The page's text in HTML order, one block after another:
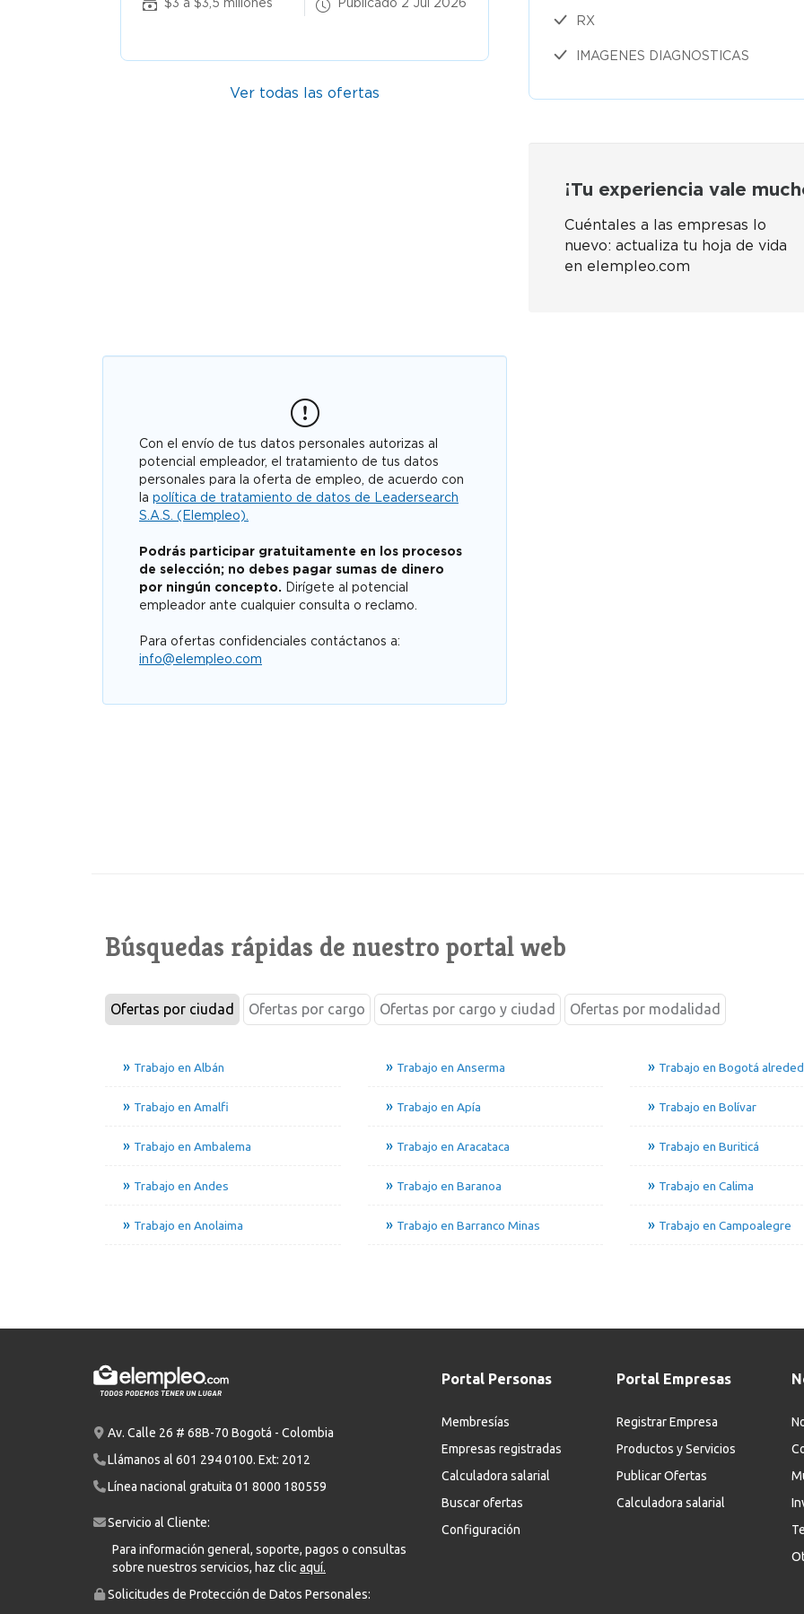
$3 a $3,5 millones Publicado 2 Jul 2026
Ver todas las ofertas
Con el envío de tus datos personales autorizas al
potencial empleador, el tratamiento de tus datos
personales para la oferta de empleo, de acuerdo con
la política de tratamiento de datos de Leadersearch
S.A.S. (Elempleo).
Podrás participar gratuitamente en los procesos
de selección; no debes pagar sumas de dinero
por ningún concepto. Dirígete al potencial
empleador ante cualquier consulta o reclamo.
Para ofertas confidenciales contáctanos a:
info@elempleo.com
RX
IMAGENES DIAGNOSTICAS
¡Tu experiencia vale
Cuéntales a las empresas lo
nuevo: actualiza tu hoja de vida
en elempleo.com
Búsquedas rápidas de nuestro portal web
Ofertas por ciudad Ofertas por cargo Ofertas por cargo y ciudad Ofertas por modalidad
Trabajo en Albán
Trabajo en Amalfi
Trabajo en Ambalema
Trabajo en Andes
Trabajo en Anolaima
Trabajo en Anserma
Trabajo en Apía
Trabajo en Aracataca
Trabajo en Baranoa
Trabajo en Barranco Minas
Trabajo en Bogotá
Trabajo en Bolívar
Trabajo en Buriticá
Trabajo en Calima
Trabajo en Campoalegre
Av. Calle 26 # 68B-70 Bogotá - Colombia
Llámanos al 601 294 0100. Ext: 2012
Línea nacional gratuita 01 8000 180559
Servicio al Cliente:
Para información general, soporte, pagos o consultas
sobre nuestros servicios, haz clic aquí.
Solicitudes de Protección de Datos Personales:
Portal Personas
Membresías
Empresas registradas
Calculadora salarial
Buscar ofertas
Configuración
Portal Empresas
Registrar Empresa
Productos y Servicios
Publicar Ofertas
Calculadora salarial